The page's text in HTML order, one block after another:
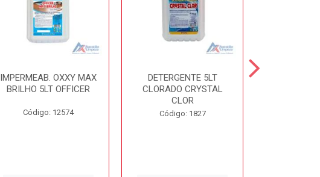
IMPERMEAB. OXXY MAX
BRILHO 5LT OFFICER
Código: 12574
DETERGENTE 5LT
CLORADO CRYSTAL
CLOR
Código: 1827